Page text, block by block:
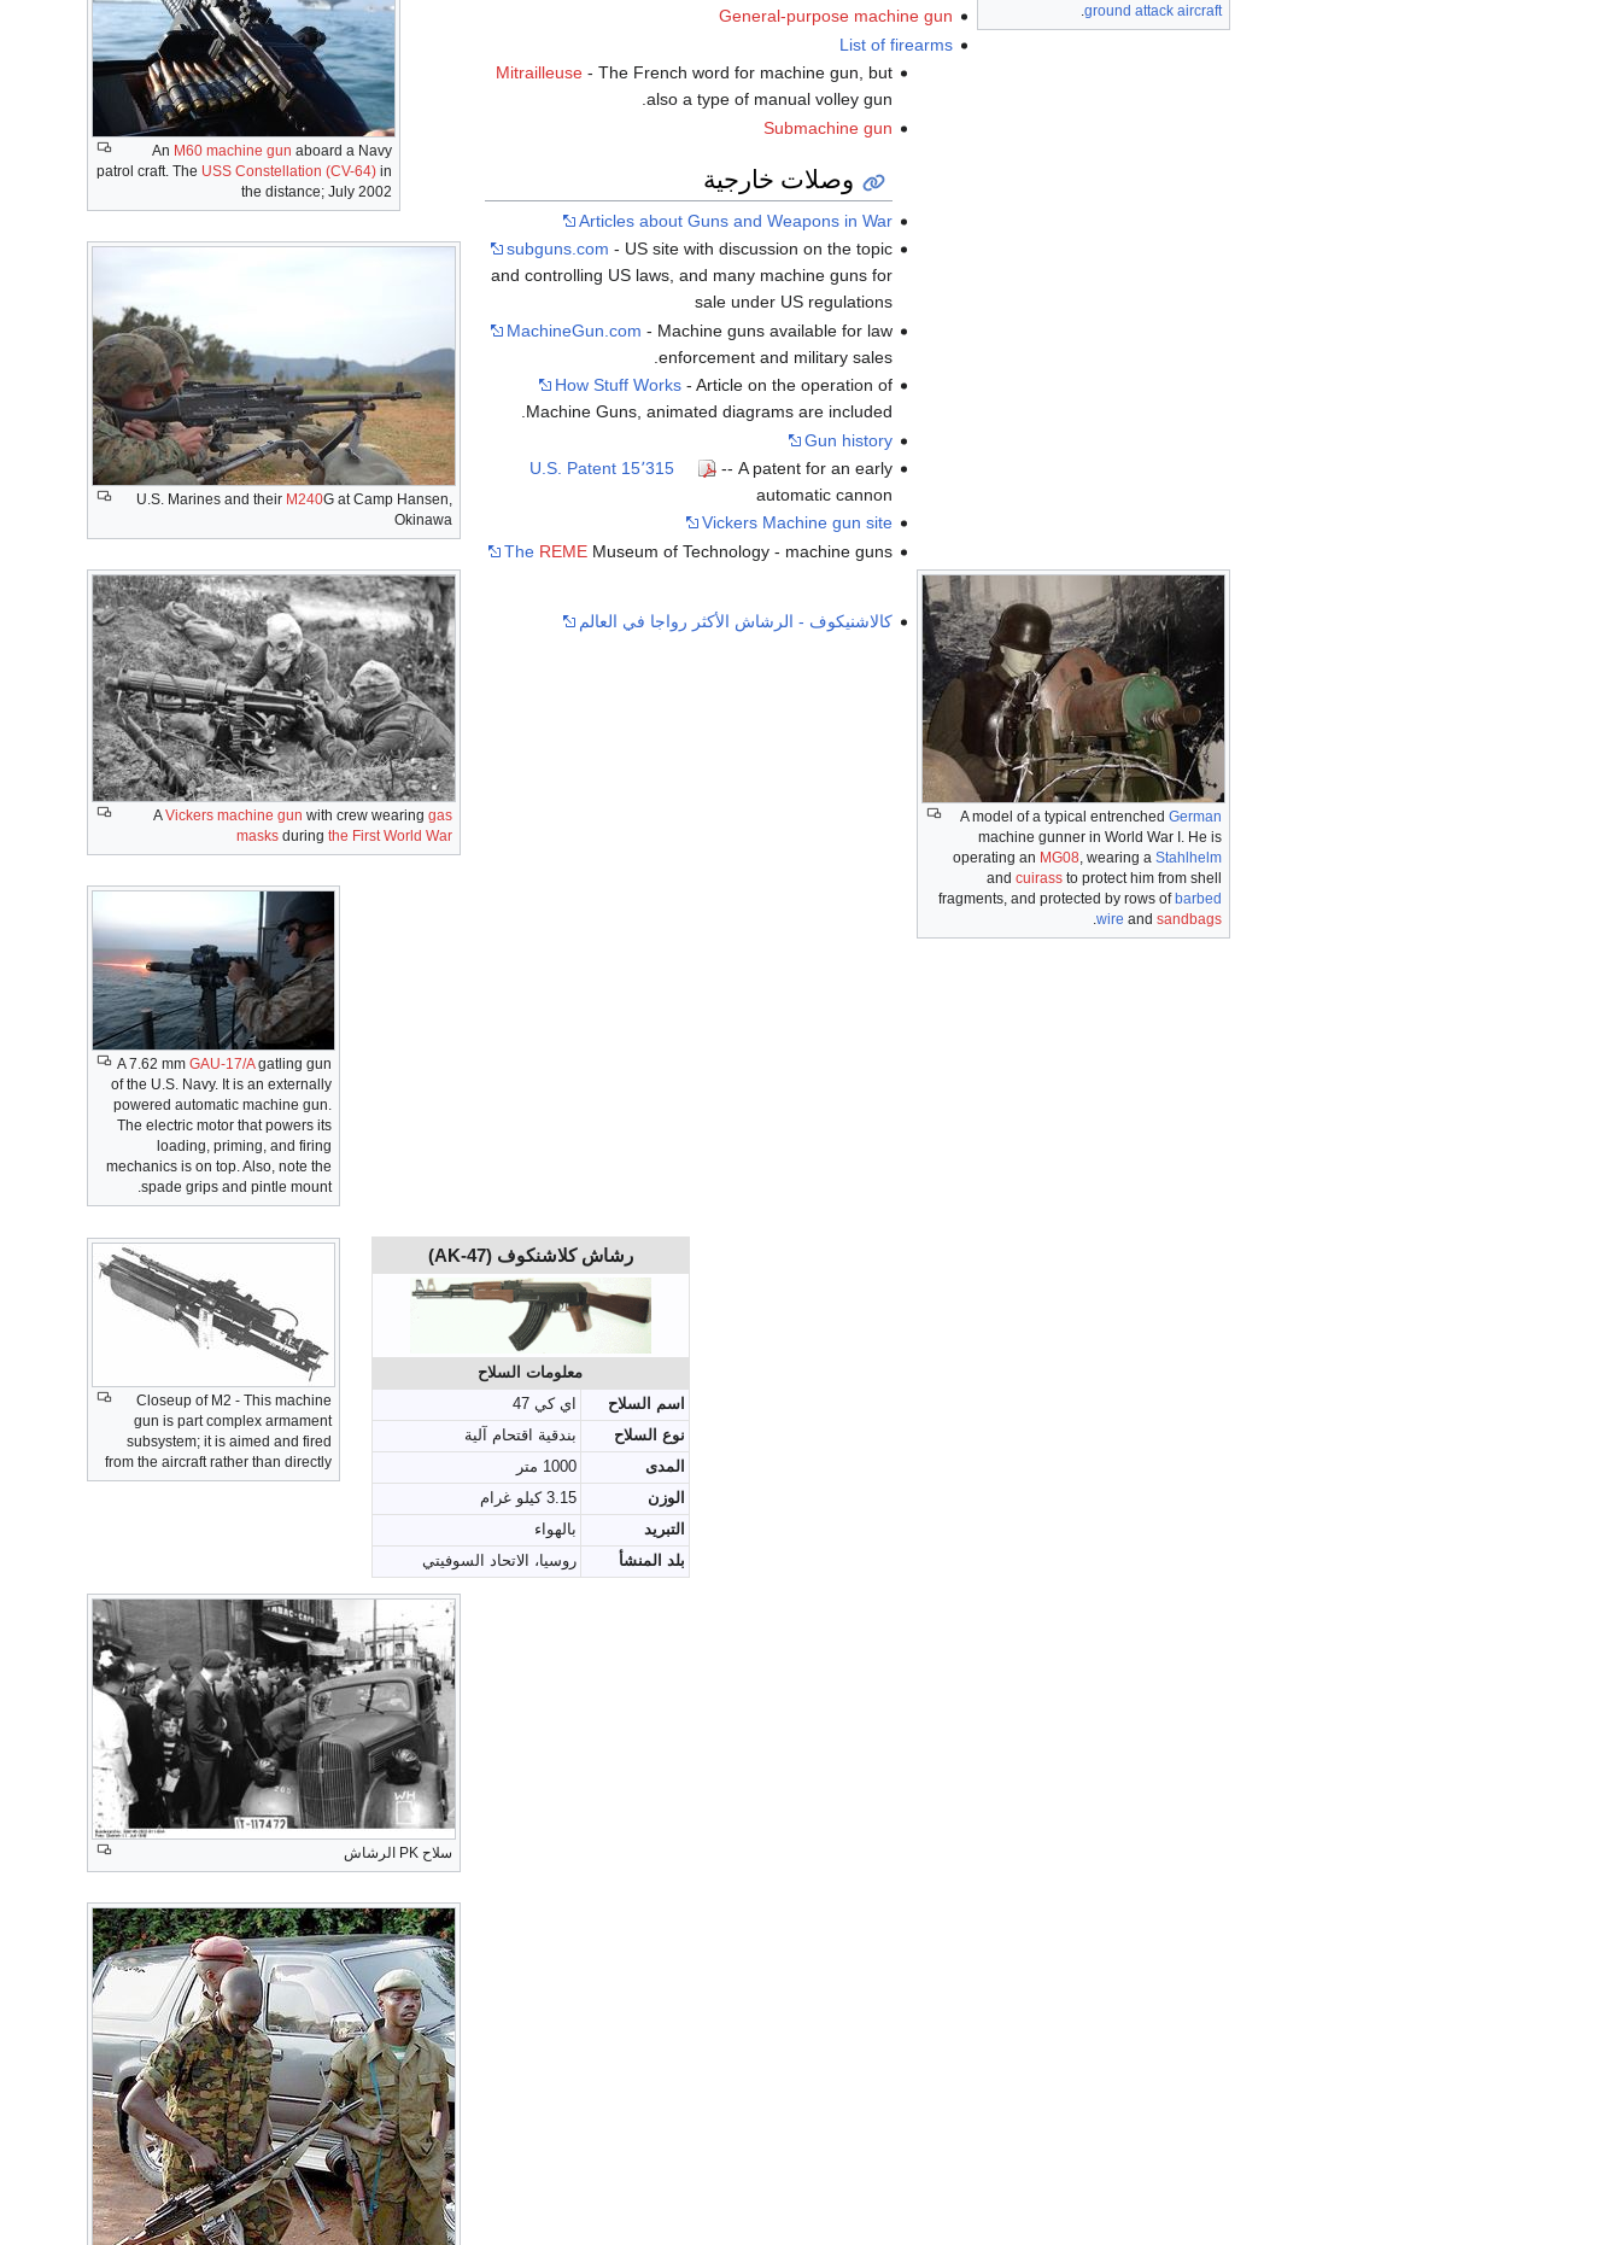
ground attack aircraft
An M60 machine gun aboard a Navy
patrol craft. The USS Constellation (CV-64) in
the distance; July 2002
U.S. Marines and their M240G at Camp Hansen,
Okinawa
AVickers machine gun with crew wearing gas
masks during the First World War
A model of a typical entrenched German
machine gunner in World War I. He is
operating an MG08, wearing a Stahlhelm
and cuirass to protect him from shell
fragments, and protected by rows of barbed
wire and sandbags
.
A 7.62 mm GAU-17/Agatling gun
of the U.S. Navy. It is an externally
powered automatic machine gun.
The electric motor that powers its
loading, priming, and firing
mechanics is on top. Also, note the
spade grips and pintle mount.
Closeup of M2 - This machine
gun is part complex armament
subsystem; it is aimed and fired
from the aircraft rather than directly
رشاش كلاشنكوف (AK-47)
معلومات السلاح
اسم السلاح
اي كي 47
نوع السلاح
بندقية اقتحام آلية
المدى
1000 متر
الوزن
3.15 كيلو غرام
التبريد
بالهواء
بلد المنشأ
روسيا، الاتحاد السوفيتي
سلاح PK الرشاش
General-purpose machine gun
List of firearms
Mitrailleuse - The French word for machine gun, but
also a type of manual volley gun.
Submachine gun
وصلات خارجية
Articles about Guns and Weapons in War
subguns.com - US site with discussion on the topic
and controlling US laws, and many machine guns for
sale under US regulations
MachineGun.com - Machine guns available for law
enforcement and military sales.
How Stuff Works - Article on the operation of
Machine Guns, animated diagrams are included.
Gun history
U.S. Patent 15٬315
-- A patent for an early
automatic cannon
Vickers Machine gun site
The REME Museum of Technology - machine guns
كالاشنيكوف - الرشاش الأكثر رواجا في العالم